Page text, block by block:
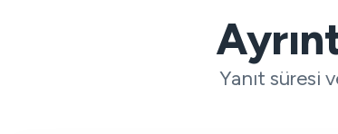
Yanıt süresi